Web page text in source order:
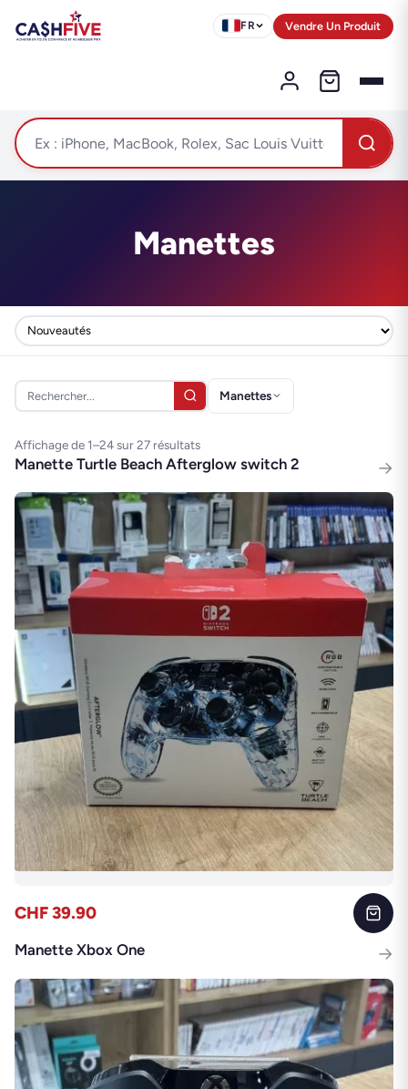
FR Vendre Un Produit
Manettes
Manettes
Affichage de 1–24 sur 27 résultats
Manette Turtle Beach Afterglow switch 2 →
CHF 39.90
Manette Xbox One →